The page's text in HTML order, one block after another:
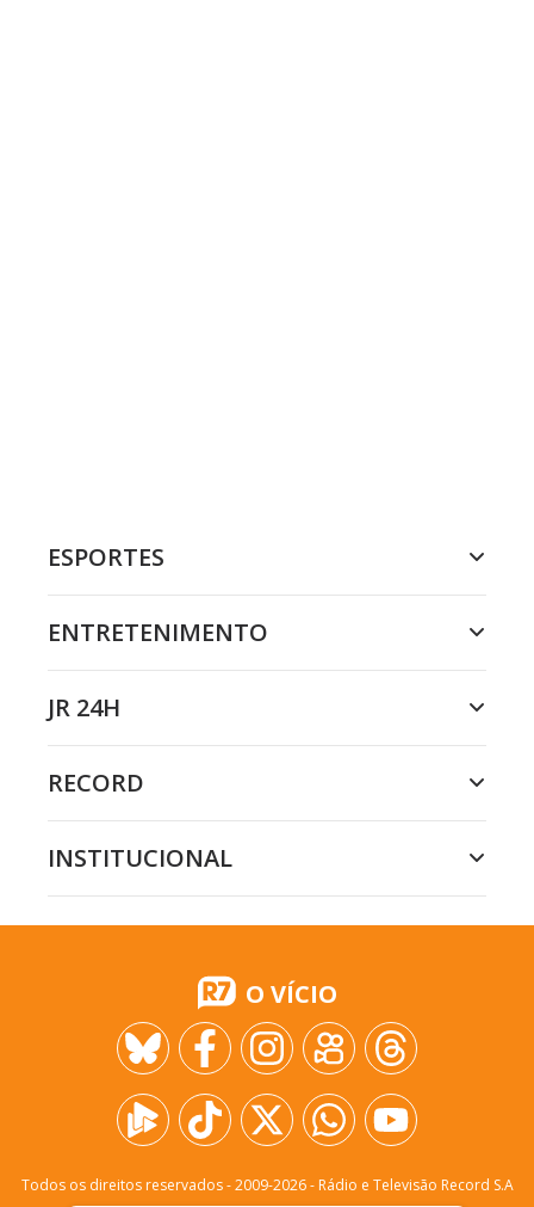
ESPORTES
ENTRETENIMENTO
JR 24H
RECORD
INSTITUCIONAL
O VÍCIO
Todos os direitos reservados - 2009-2026- Rádio e Televisão Record S.A